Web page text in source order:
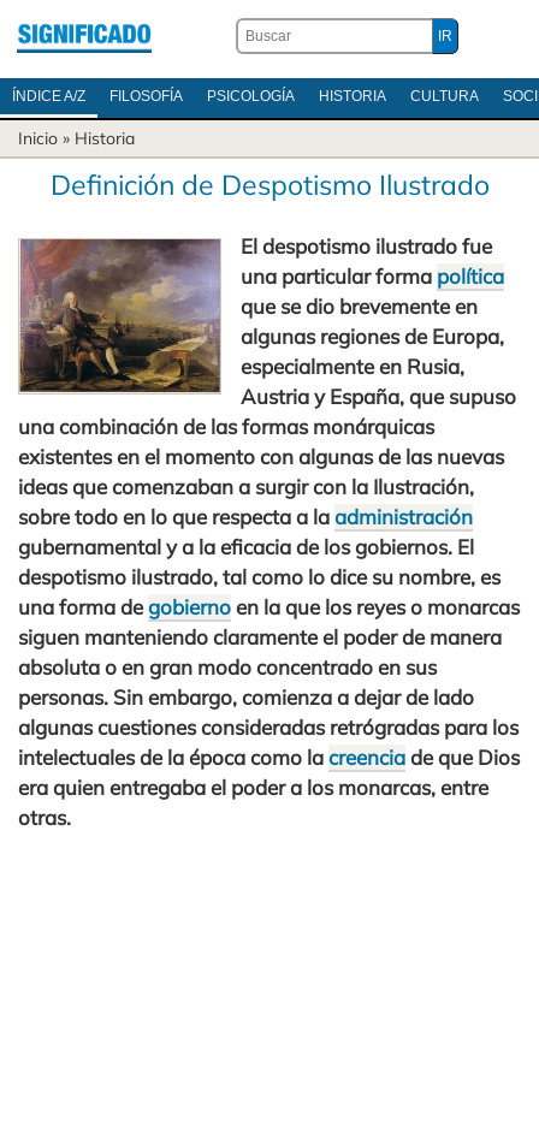
ÍNDICE A/Z FILOSOFÍA PSICOLOGÍA HISTORIA CULTURA
Inicio » Historia
Definición de Despotismo Ilustrado
El despotismo ilustrado fue
una particular forma política
que se dio brevemente en
algunas regiones de Europa,
especialmente en Rusia,
Austria y España, que supuso
una combinación de las formas monárquicas
existentes en el momento con algunas de las nuevas
ideas que comenzaban a surgir con la Ilustración,
sobre todo en lo que respecta a laadministración
gubernamental y a la eficacia de los gobiernos. El
despotismo ilustrado, tal como lo dice su nombre, es
una forma degobiernoen la que los reyes o monarcas
siguen manteniendo claramente el poder de manera
absoluta o en gran modo concentrado en sus
personas. Sin embargo, comienza a dejar de lado
algunas cuestiones consideradas retrógradas para los
intelectuales de la época como lacreenciade que Dios
era quien entregaba el poder a los monarcas, entre
otras.